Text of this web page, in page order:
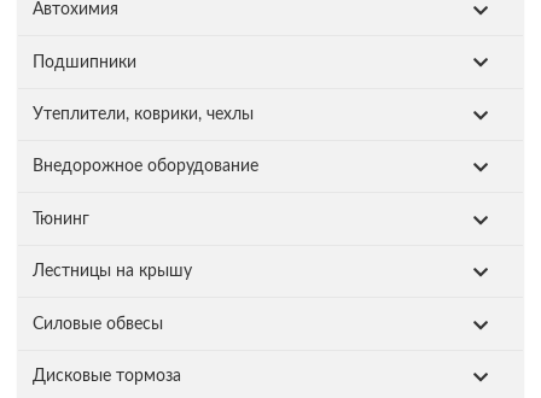
Автохимия
Подшипники
Утеплители, коврики, чехлы
Внедорожное оборудование
Тюнинг
Лестницы на крышу
Силовые обвесы
Дисковые тормоза